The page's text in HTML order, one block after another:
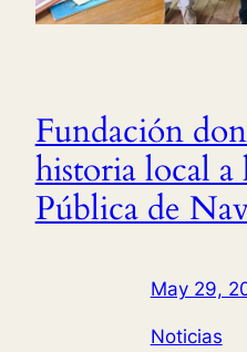
Fundación
historia local
Pública de
May 29,
Noticias